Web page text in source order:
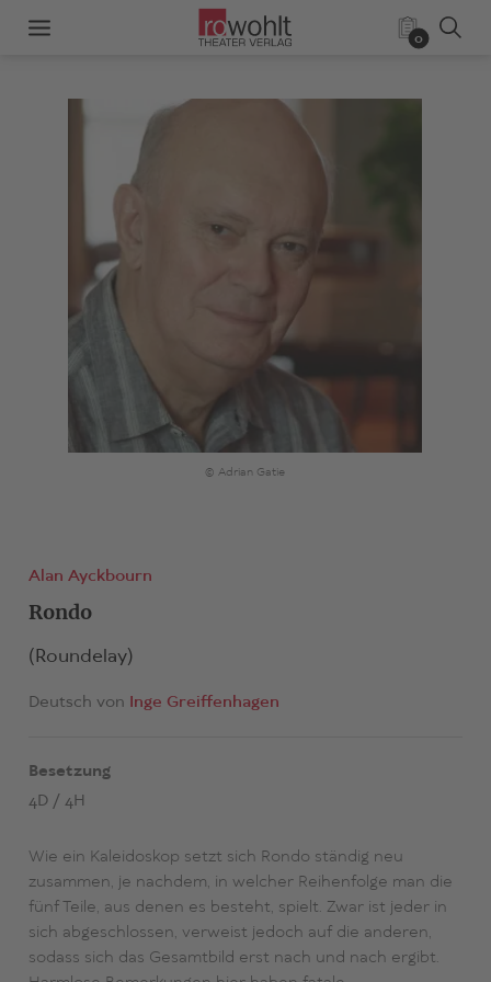
0
© Adrian Gatie
Alan Ayckbourn
Rondo
(Roundelay)
Deutsch von Inge Greiffenhagen
Besetzung
4D / 4H
Wie ein Kaleidoskop setzt sich Rondo ständig neu
zusammen, je nachdem, in welcher Reihenfolge man die
fünf Teile, aus denen es besteht, spielt. Zwar ist jeder in
sich abgeschlossen, verweist jedoch auf die anderen,
sodass sich das Gesamtbild erst nach und nach ergibt.